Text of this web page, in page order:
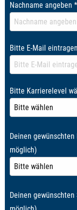
Nachname angeben *
Bitte E-Mail eintragen
Bitte Karrierelevel
Deinen
möglich)
Deinen